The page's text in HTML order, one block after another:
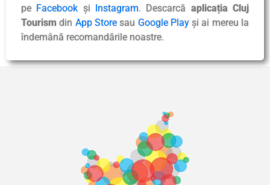
pe Facebook și Instagram. Descarcă aplicația Cluj
Tourism din App Storesau Google Playși ai mereu la
îndemână recomandările noastre.